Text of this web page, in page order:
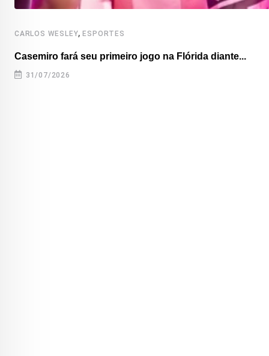
CARLOS WESLEY,ESPORTES
Casemiro fará seu primeiro jogo na Flórida diante...
31/07/2026